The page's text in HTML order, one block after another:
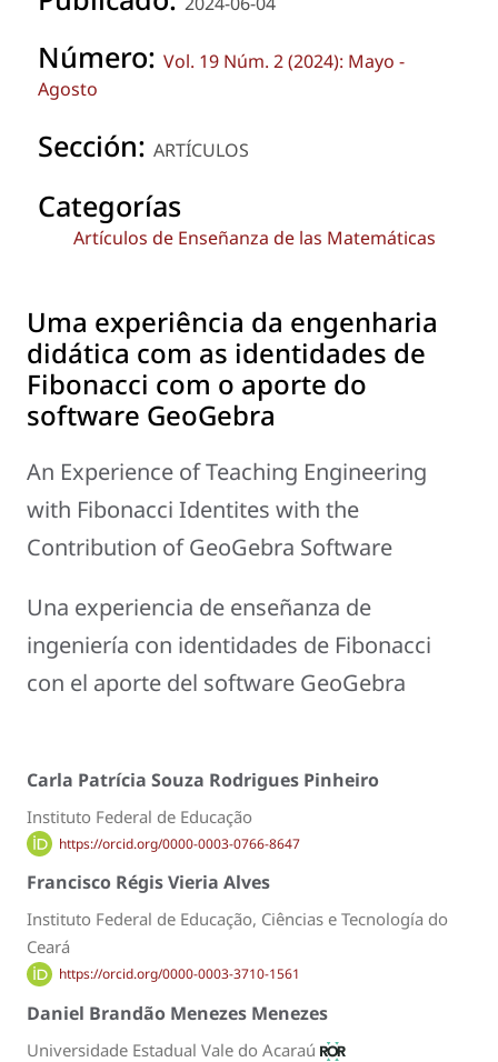
Número: Vol. 19 Núm. 2 (2024): Mayo -
Agosto
Sección: ARTÍCULOS
Categorías
Artículos de Enseñanza de las Matemáticas
Uma experiência da engenharia
didática com as identidades de
Fibonacci com o aporte do
software GeoGebra
An Experience of Teaching Engineering
with Fibonacci Identites with the
Contribution of GeoGebra Software
Una experiencia de enseñanza de
ingeniería con identidades de Fibonacci
con el aporte del software GeoGebra
Carla Patrícia Souza Rodrigues Pinheiro
Instituto Federal de Educação
https://orcid.org/0000-0003-0766-8647
Francisco Régis Vieria Alves
Instituto Federal de Educação, Ciências e Tecnología do
Ceará
https://orcid.org/0000-0003-3710-1561
Daniel Brandão Menezes Menezes
Universidade Estadual Vale do Acaraú